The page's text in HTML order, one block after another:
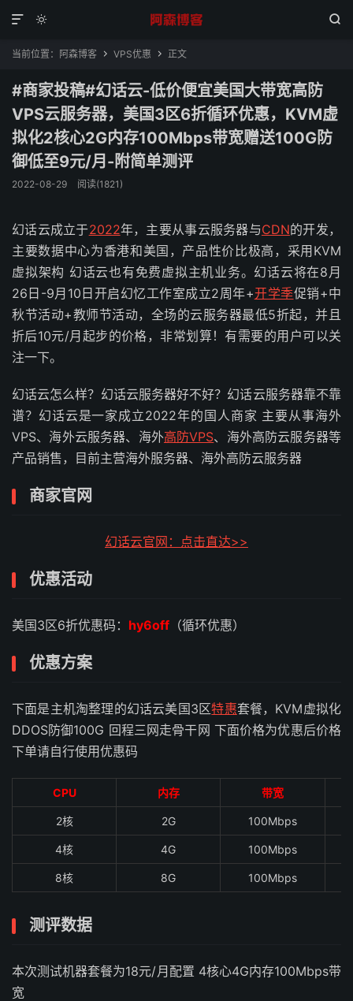
 

当前位置： 阿森博客  VPS优惠  正文
#商家投稿#幻话云-低价便宜美国大带宽高防
VPS云服务器，美国3区6折循环优惠，KVM虚
拟化2核心2G内存100Mbps带宽赠送100G防
御低至9元/月-附简单测评
2022-08-29 阅读(1821)
幻话云成立于2022年，主要从事云服务器与CDN的开发，
主要数据中心为香港和美国，产品性价比极高，采用KVM
虚拟架构 幻话云也有免费虚拟主机业务。幻话云将在8月
26日-9月10日开启幻忆工作室成立2周年+开学季促销+中
秋节活动+教师节活动，全场的云服务器最低5折起，并且
折后10元/月起步的价格，非常划算！有需要的用户可以关
注一下。
幻话云怎么样？幻话云服务器好不好？幻话云服务器靠不靠
谱？幻话云是一家成立2022年的国人商家 主要从事海外
VPS、海外云服务器、海外高防VPS、海外高防云服务器等
产品销售，目前主营海外服务器、海外高防云服务器
商家官网
幻话云官网：点击直达>>
优惠活动
美国3区6折优惠码： hy6off （循环优惠）
优惠方案
下面是主机淘整理的幻话云美国3区特惠套餐，KVM虚拟化
DDOS防御100G 回程三网走骨干网 下面价格为优惠后价格
下单请自行使用优惠码
CPU 内存 带宽
2核 2G 100Mbps
4核 4G 100Mbps
8核 8G 100Mbps
测评数据
本次测试机器套餐为18元/月配置 4核心4G内存100Mbps带
宽